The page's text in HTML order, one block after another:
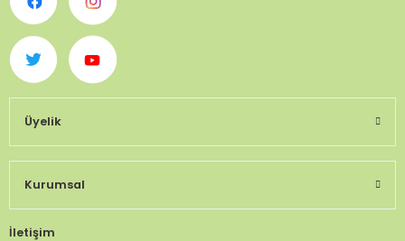
Üyelik
Kurumsal
İletişim